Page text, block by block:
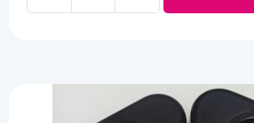
originales
mobylette